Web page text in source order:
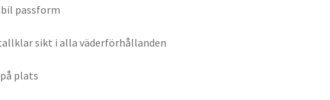
passform
sikt i alla väderförhållanden
plats